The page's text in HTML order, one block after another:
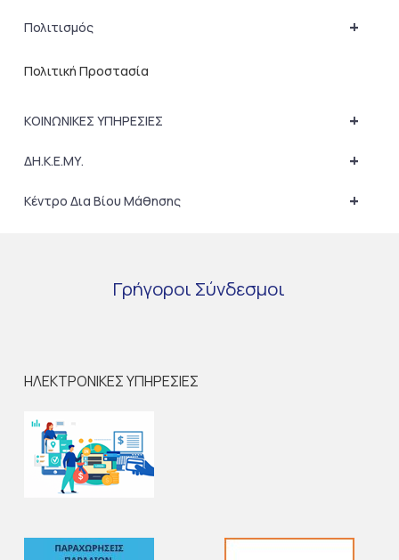
+
Πολιτισμός
Πολιτική Προστασία
+
ΚΟΙΝΩΝΙΚΕΣ ΥΠΗΡΕΣΙΕΣ
+
ΔΗ.Κ.Ε.ΜΥ.
+
Κέντρο Δια Βίου Μάθησης
Γρήγοροι Σύνδεσμοι
ΗΛΕΚΤΡΟΝΙΚΕΣ ΥΠΗΡΕΣΙΕΣ